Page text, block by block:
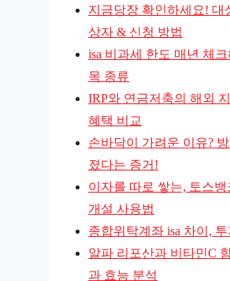
지금당장 확인하세요! 대
상자 & 신청 방법
isa 비과세 한도 매년 체
목 종류
IRP와 연금저축의 해외
혜택 비교
손바닥이 가려운 이유?
졌다는 증거!
이자를 따로 쌓는, 토스
개설 사용법
종합위탁계좌 isa 차이,
알파 리포산과 비타민C
과 효능 분석